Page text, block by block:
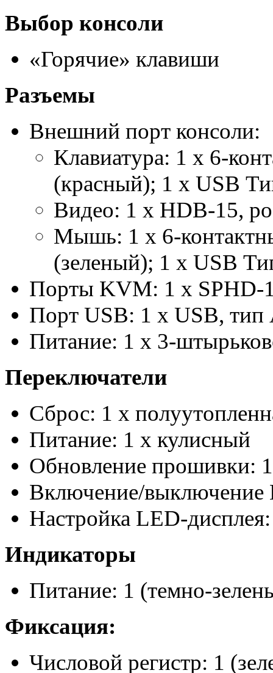
Выбор консоли
«Горячие» клавиши
Разъемы
Внешний порт консоли:
Клавиатура: 1 x 6-
(красный); 1 x USB
Видео: 1 x HDB-15,
Мышь: 1 x 6-
(зеленый); 1 x USB
Порты KVM: 1 x SPHD-
Порт USB: 1 x USB,
Питание: 1 x 3-
Переключатели
Сброс: 1 x
Питание: 1 х кулисный
Обновление прошивки:
Включение/выключение
Настройка LED-
Индикаторы
Питание: 1 (темно-
Фиксация:
Числовой регистр: 1